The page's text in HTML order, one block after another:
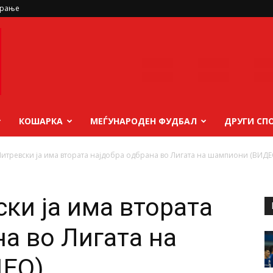
КОШАРКА МЕЃУНАРОДЕН ФУДБАЛ ДРУГИ
ја има втората најдобра одбрана во Лигата на шампиони
ја има втората
во Лигата на